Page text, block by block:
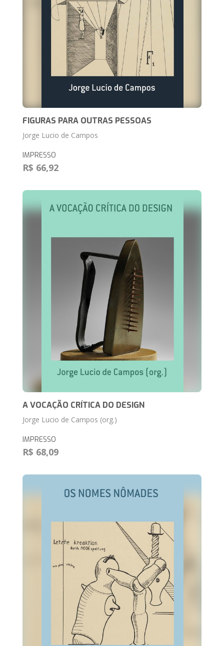
FIGURAS PARA OUTRAS PESSOAS
Jorge Lucio de Campos
IMPRESSO
R$ 66,92
A VOCAÇÃO CRÍTICA DO DESIGN
Jorge Lucio de Campos (org.)
IMPRESSO
R$ 68,09